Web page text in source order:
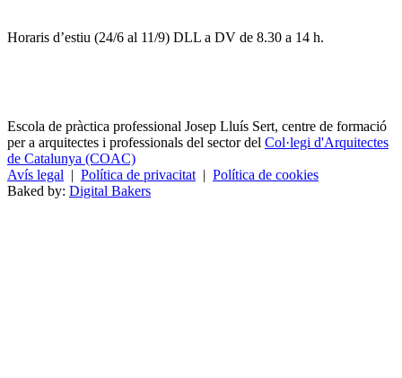
Horaris d’estiu (24/6 al 11/9) DLL a DV de 8.30 a 14 h.
Escola de pràctica professional Josep Lluís Sert, centre de formació
per a arquitectes i professionals del sector del Col·legi d'Arquitectes
de Catalunya (COAC)
Avís legal | Política de privacitat | Política de cookies
Baked by: Digital Bakers